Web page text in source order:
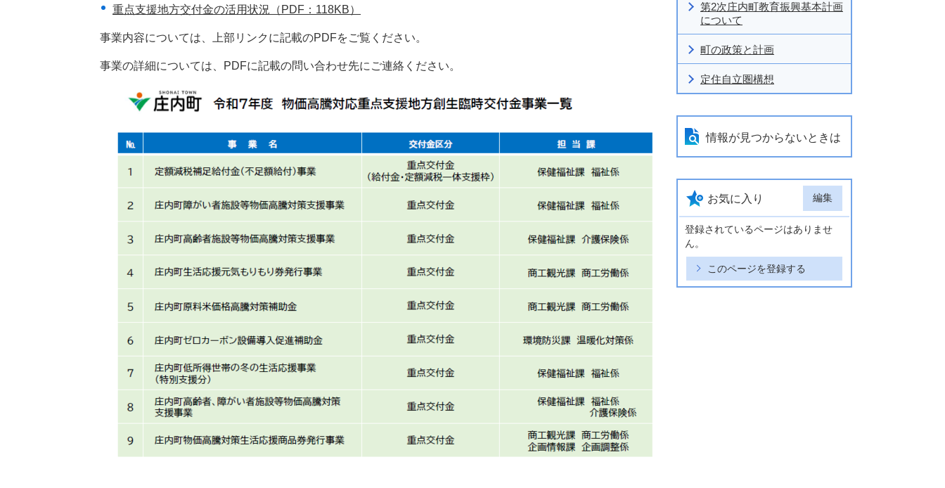
重点支援地方交付金の活用状況（PDF：118KB）
事業内容については、上部リンクに記載のPDFをご覧ください。
事業の詳細については、PDFに記載の問い合わせ先にご連絡ください。
第2次庄内町教育振興基本計画
について
町の政策と計画
定住自立圏構想
情報が見つからないときは
お気に入り 編集
登録されているページはありませ
ん。
このページを登録する